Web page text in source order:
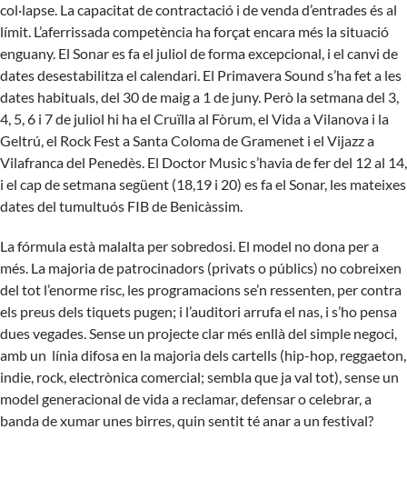
col·lapse. La capacitat de contractació i de venda d’entrades és al
límit. L’aferrissada competència ha forçat encara més la situació
enguany. El Sonar es fa el juliol de forma excepcional, i el canvi de
dates desestabilitza el calendari. El Primavera Sound s’ha fet a les
dates habituals, del 30 de maig a 1 de juny. Però la setmana del 3,
4, 5, 6 i 7 de juliol hi ha el Cruïlla al Fòrum, el Vida a Vilanova i la
Geltrú, el Rock Fest a Santa Coloma de Gramenet i el Vijazz a
Vilafranca del Penedès. El Doctor Music s’havia de fer del 12 al 14,
i el cap de setmana següent (18,19 i 20) es fa el Sonar, les mateixes
dates del tumultuós FIB de Benicàssim.
La fórmula està malalta per sobredosi. El model no dona per a
més. La majoria de patrocinadors (privats o públics) no cobreixen
del tot l’enorme risc, les programacions se’n ressenten, per contra
els preus dels tiquets pugen; i l’auditori arrufa el nas, i s’ho pensa
dues vegades. Sense un projecte clar més enllà del simple negoci,
amb un línia difosa en la majoria dels cartells (hip-hop, reggaeton,
indie, rock, electrònica comercial; sembla que ja val tot), sense un
model generacional de vida a reclamar, defensar o celebrar, a
banda de xumar unes birres, quin sentit té anar a un festival?